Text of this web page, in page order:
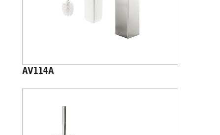
AV114A